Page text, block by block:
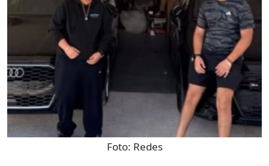
Foto: Redes